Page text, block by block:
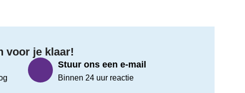
voor je klaar!
Stuur ons een e-mail
Binnen 24 uur reactie